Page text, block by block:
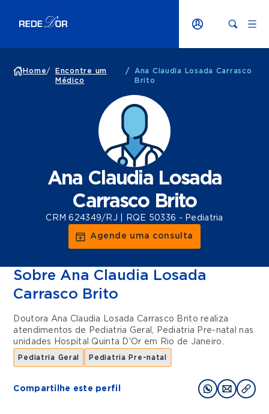
Home/
Encontre um
Médico
/
Ana Claudia Losada Carrasco
Brito
Ana Claudia Losada
Carrasco Brito
CRM 624349/RJ | RQE 50336 - Pediatria
Agende uma consulta
Sobre Ana Claudia Losada
Carrasco Brito
Doutora Ana Claudia Losada Carrasco Brito realiza
atendimentos de
Pediatria Geral, Pediatria Pre-natal
nas
unidades
Hospital Quinta D'Or em Rio de Janeiro.
Pediatria Geral Pediatria Pre-natal
Compartilhe este perfil